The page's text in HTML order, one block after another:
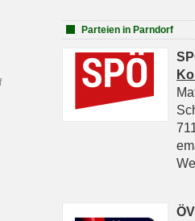
Parteien in Parndorf